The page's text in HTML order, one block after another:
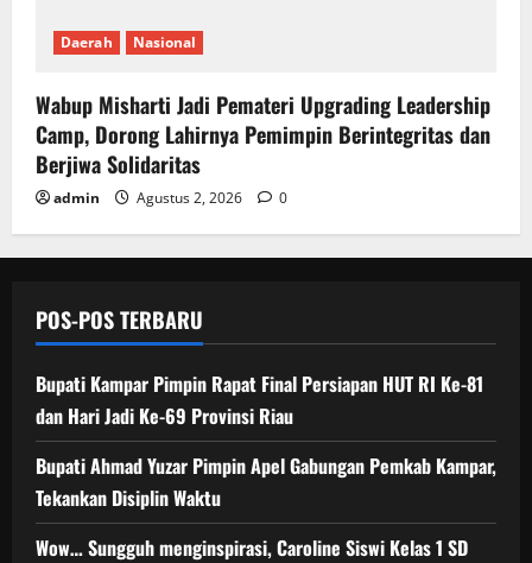
Daerah Nasional
Wabup Misharti Jadi Pemateri Upgrading Leadership
Camp, Dorong Lahirnya Pemimpin Berintegritas dan
Berjiwa Solidaritas
admin Agustus 2, 2026 0
POS-POS TERBARU
Bupati Kampar Pimpin Rapat Final Persiapan HUT RI Ke-81
dan Hari Jadi Ke-69 Provinsi Riau
Bupati Ahmad Yuzar Pimpin Apel Gabungan Pemkab Kampar,
Tekankan Disiplin Waktu
Wow… Sungguh menginspirasi, Caroline Siswi Kelas 1 SD